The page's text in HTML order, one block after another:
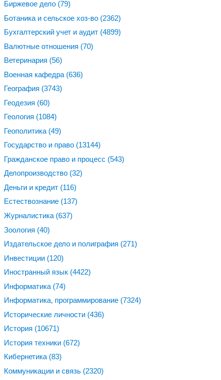
Биржевое дело (79)
Ботаника и сельское хоз-во (2362)
Бухгалтерский учет и аудит (4899)
Валютные отношения (70)
Ветеринария (56)
Военная кафедра (636)
География (3743)
Геодезия (60)
Геология (1084)
Геополитика (49)
Государство и право (13144)
Гражданское право и процесс (543)
Делопроизводство (32)
Деньги и кредит (116)
Естествознание (137)
Журналистика (637)
Зоология (40)
Издательское дело и полиграфия (271)
Инвестиции (120)
Иностранный язык (4422)
Информатика (74)
Информатика, программирование (7324)
Исторические личности (436)
История (10671)
История техники (672)
Кибернетика (83)
Коммуникации и связь (2320)